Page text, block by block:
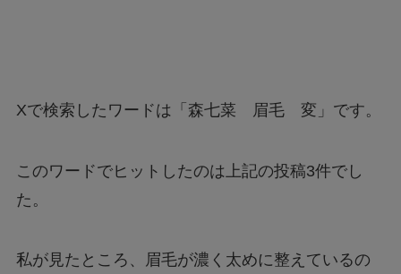
Xで検索したワードは「森七菜 眉毛 変」です。
このワードでヒットしたのは上記の投稿3件でし
た。
私が見たところ、眉毛が濃く太めに整えているの